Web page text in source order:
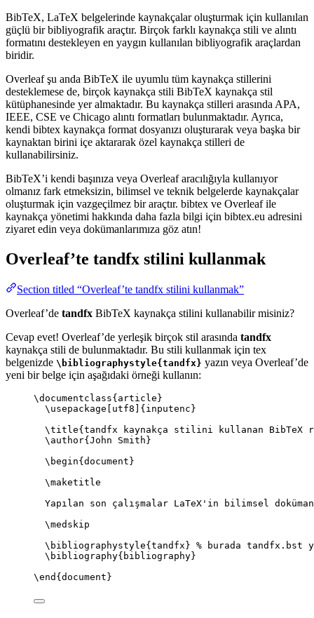
BibTeX, LaTeX belgelerinde kaynakçalar oluşturmak için kullanılan
güçlü bir bibliyografik araçtır. Birçok farklı kaynakça stili ve alıntı
formatını destekleyen en yaygın kullanılan bibliyografik araçlardan
biridir.
Overleaf şu anda BibTeX ile uyumlu tüm kaynakça stillerini
desteklemese de, birçok kaynakça stili BibTeX kaynakça stil
kütüphanesinde yer almaktadır. Bu kaynakça stilleri arasında APA,
IEEE, CSE ve Chicago alıntı formatları bulunmaktadır. Ayrıca,
kendi bibtex kaynakça format dosyanızı oluşturarak veya başka bir
kaynaktan birini içe aktararak özel kaynakça stilleri de
kullanabilirsiniz.
BibTeX’i kendi başınıza veya Overleaf aracılığıyla kullanıyor
olmanız fark etmeksizin, bilimsel ve teknik belgelerde kaynakçalar
oluşturmak için vazgeçilmez bir araçtır. bibtex ve Overleaf ile
kaynakça yönetimi hakkında daha fazla bilgi için bibtex.eu adresini
ziyaret edin veya dokümanlarımıza göz atın!
Overleaf’te tandfx stilini kullanmak
Section titled “Overleaf’te tandfx stilini kullanmak”
Overleaf’de tandfx BibTeX kaynakça stilini kullanabilir misiniz?
Cevap evet! Overleaf’de yerleşik birçok stil arasında tandfx
kaynakça stili de bulunmaktadır. Bu stili kullanmak için tex
belgenizde \bibliographystyle{tandfx} yazın veya Overleaf’de
yeni bir belge için aşağıdaki örneği kullanın:
\documentclass{ article }
\usepackage
utf8 ]{ inputenc }
\title{tandfx kaynakça stilini kullanan BibTeX
\author{John Smith}
\begin{ document }
\maketitle
Yapılan son çalışmalar LaTeX'in bilimsel
\medskip
\bibliographystyle{tandfx} % burada tandfx.bst
\bibliography{bibliography}
\end { document }